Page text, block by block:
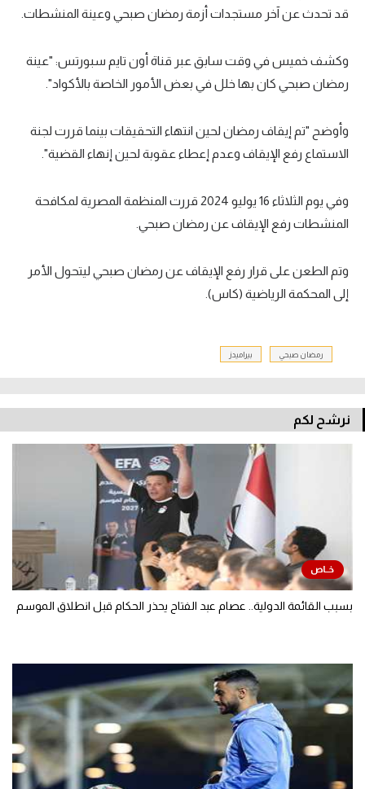
قد تحدث عن آخر مستجدات أزمة رمضان صبحي وعينة المنشطات.
وكشف خميس في وقت سابق عبر قناة أون تايم سبورتس: "عينة
رمضان صبحي كان بها خلل في بعض الأمور الخاصة بالأكواد".
وأوضح "تم إيقاف رمضان لحين انتهاء التحقيقات بينما قررت لجنة
الاستماع رفع الإيقاف وعدم إعطاء عقوبة لحين إنهاء القضية".
وفي يوم الثلاثاء 16 يوليو 2024 قررت المنظمة المصرية لمكافحة
المنشطات رفع الإيقاف عن رمضان صبحي.
وتم الطعن على قرار رفع الإيقاف عن رمضان صبحي ليتحول الأمر
إلى المحكمة الرياضية (كاس).
رمضان صبحي بيراميدز
نرشح لكم
بسبب القائمة الدولية.. عصام عبد الفتاح يحذر الحكام قبل انطلاق الموسم